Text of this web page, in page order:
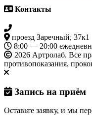
Контакты
проезд Заречный, 37к1
8:00 — 20:00
2026 Артролаб. Все
противопоказания,
Запись на приём
Оставьте заявку, и мы